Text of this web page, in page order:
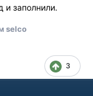
и заполнили.
selco
3